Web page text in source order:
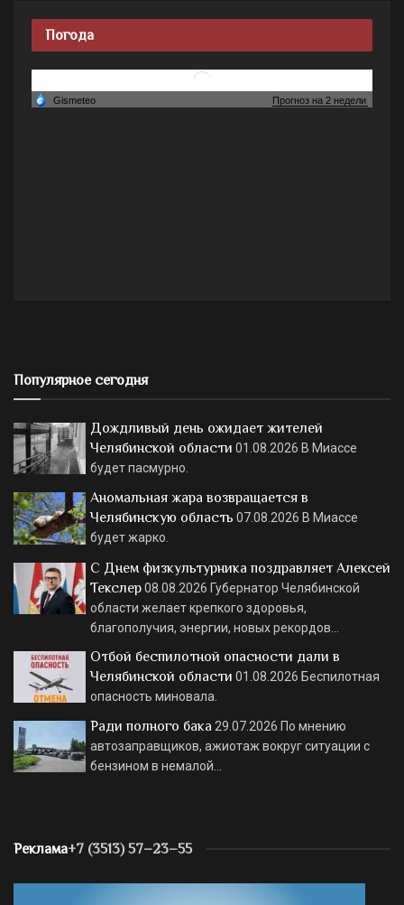
Погода
Популярное сегодня
Дождливый день ожидает жителей
Челябинской области 01.08.2026 В Миассе
будет пасмурно.
Аномальная жара возвращается в
Челябинскую область 07.08.2026 В Миассе
будет жарко.
С Днем физкультурника поздравляет Алексей
Текслер08.08.2026 Губернатор Челябинской
области желает крепкого здоровья,
благополучия, энергии, новых рекордов…
Отбой беспилотной опасности дали в
Челябинской области 01.08.2026 Беспилотная
опасность миновала.
Ради полного бака 29.07.2026 По мнению
автозаправщиков, ажиотаж вокруг ситуации с
бензином в немалой…
Реклама+7 (3513) 57–23–55